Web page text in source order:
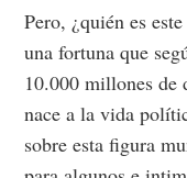
Pero, ¿quién es
una fortuna que
10.000 millones de
nace a la vida
sobre esta figura